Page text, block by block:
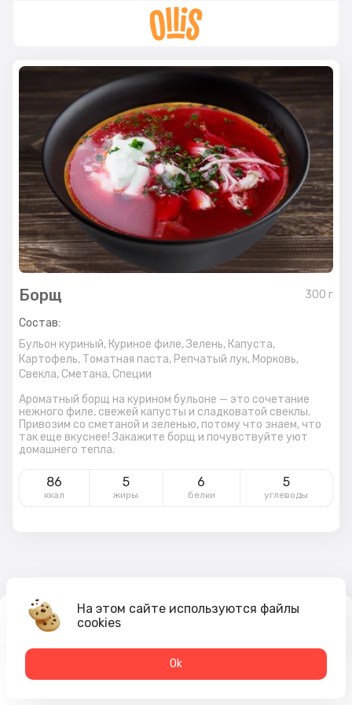
Борщ 300 г
Состав:
Бульон куриный, Куриное филе,Зелень, Капуста,
Картофель, Томатная паста, Репчатый лук, Морковь,
Свекла, Сметана, Специи
Ароматный борщ на курином бульоне — это сочетание
нежного филе, свежей капусты и сладковатой свеклы.
Привозим со сметаной и зеленью, потому что знаем, что
так еще вкуснее! Закажите борщ и почувствуйте уют
домашнего тепла.
86
ккал
5
жиры
6
белки
5
углеводы
359₽
На этом сайте используются файлы
cookies
Оk